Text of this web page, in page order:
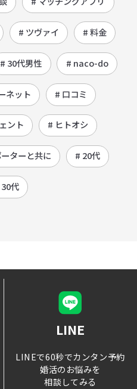
# ツヴァイ # 料金
# 30代男性 # naco-do
ネット # 口コミ
ント # ヒトオシ
ターと共に # 20代
代
LINE
LINEで60秒でカンタン予約
婚活のお悩みを
相談してみる